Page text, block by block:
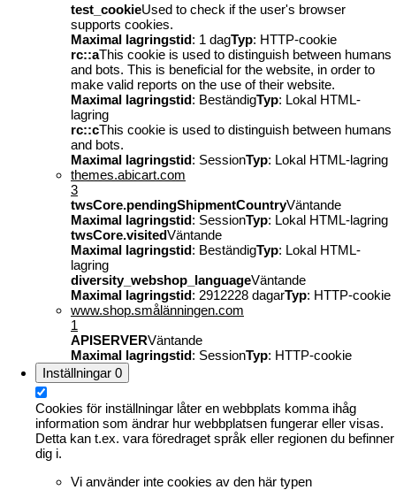
test_cookieUsed to check if the user's browser
supports cookies.
Maximal lagringstid: 1 dagTyp: HTTP-cookie
rc::aThis cookie is used to distinguish between humans
and bots. This is beneficial for the website, in order to
make valid reports on the use of their website.
Maximal lagringstid: BeständigTyp: Lokal HTML-
lagring
rc::cThis cookie is used to distinguish between humans
and bots.
Maximal lagringstid: SessionTyp: Lokal HTML-lagring
themes.abicart.com
3
twsCore.pendingShipmentCountryVäntande
Maximal lagringstid: SessionTyp: Lokal HTML-lagring
twsCore.visitedVäntande
Maximal lagringstid: BeständigTyp: Lokal HTML-
lagring
diversity_webshop_languageVäntande
Maximal lagringstid: 2912228 dagarTyp: HTTP-cookie
www.shop.smålänningen.com
1
APISERVERVäntande
Maximal lagringstid: SessionTyp: HTTP-cookie
Inställningar 0
Cookies för inställningar låter en webbplats komma ihåg
information som ändrar hur webbplatsen fungerar eller visas.
Detta kan t.ex. vara föredraget språk eller regionen du befinner
dig i.
Vi använder inte cookies av den här typen